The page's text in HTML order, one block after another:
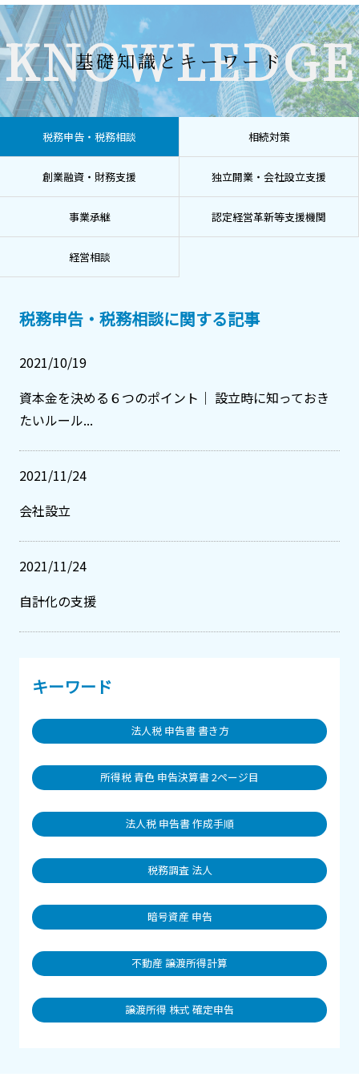
KNOWLEDGE
基礎知識とキーワード
税務申告・税務相談 相続対策
創業融資・財務支援 独立開業・会社設立支援
事業承継 認定経営革新等支援機関
経営相談
税務申告・税務相談に関する記事
2021/10/19
資本金を決める６つのポイント｜ 設立時に知っておき
たいルール...
2021/11/24
会社設立
2021/11/24
自計化の支援
キーワード
法人税 申告書 書き方
所得税 青色 申告決算書 2ページ目
法人税 申告書 作成手順
税務調査 法人
暗号資産 申告
不動産 譲渡所得計算
譲渡所得 株式 確定申告